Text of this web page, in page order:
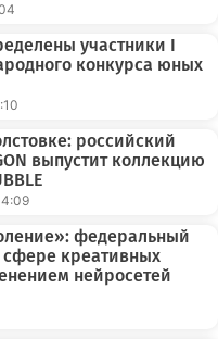
участники I
конкурса юных
российский
выпустит коллекцию
федеральный
сфере креативных
нейросетей